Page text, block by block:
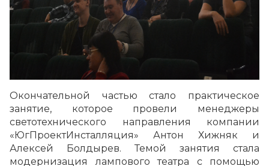
Окончательной частью стало практическое
занятие, которое провели менеджеры
светотехнического направления компании
«ЮгПроектИнсталляция» Антон Хижняк и
Алексей Болдырев. Темой занятия стала
модернизация лампового театра с помощью